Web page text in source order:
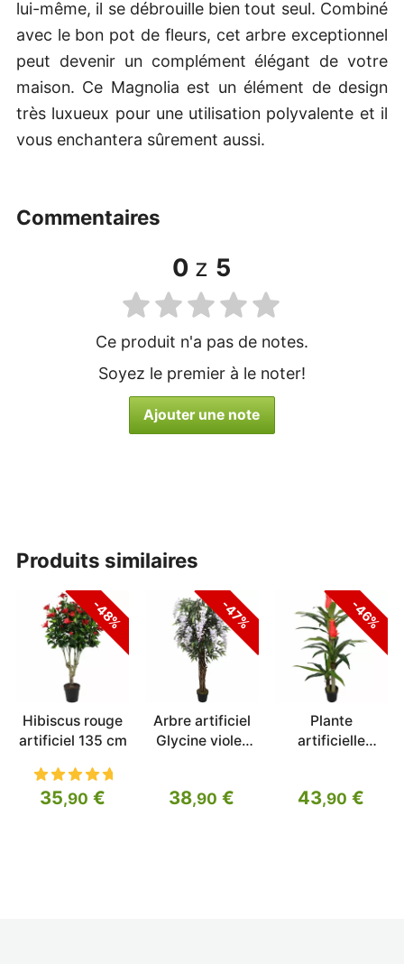
lui-même, il se débrouille bien tout seul. Combiné
avec le bon pot de fleurs, cet arbre exceptionnel
peut devenir un complément élégant de votre
maison. Ce Magnolia est un élément de design
très luxueux pour une utilisation polyvalente et il
vous enchantera sûrement aussi.
commentaires
0 z 5
Ce produit n'a pas de notes.
Soyez le premier à le noter!
Ajouter une note
produits similaires
-48%
Hibiscus rouge
artificiel 135 cm
35,90 €
-47%
Arbre artificiel
Glycine violet
38,90 €
-46%
Plante
artificielle
43,90 €